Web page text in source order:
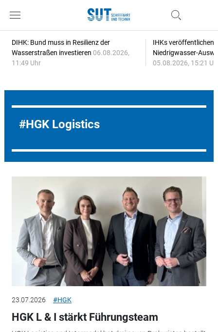
DIHK: Bund muss in Resilienz der
Wasserstraßen investieren 06.08.2026,
11:49 Uhr
IHKs veröffentlichen
Niedrigwasser-
05.08.2026, 15:21
HGK Logistics
23.07.2026 #HGK
HGK L & I stärkt Führungsteam